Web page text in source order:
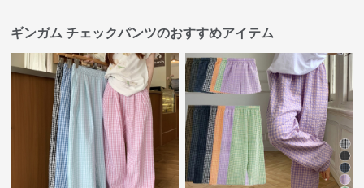
ギンガム チェックパンツのおすすめアイテム